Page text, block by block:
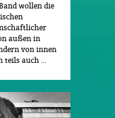
wollen die
außen in
von innen
teils auch ...